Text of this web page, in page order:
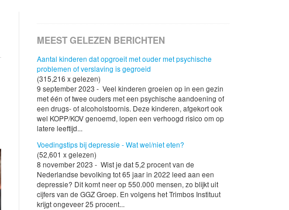
MEEST GELEZEN BERICHTEN
Aantal kinderen dat opgroeit met ouder met psychische
problemen of verslaving is gegroeid
(315,216 x gelezen)
9 september 2023 - Veel kinderen groeien op in een gezin
met één of twee ouders met een psychische aandoening of
een drugs- of alcoholstoornis. Deze kinderen, afgekort ook
wel KOPP/KOV genoemd, lopen een verhoogd risico om op
latere leeftijd...
Voedingstips bij depressie - Wat wel/niet eten?
(52,601 x gelezen)
8 november 2023 - Wist je dat 5,2 procent van de
Nederlandse bevolking tot 65 jaar in 2022 leed aan een
depressie? Dit komt neer op 550.000 mensen, zo blijkt uit
cijfers van de GGZ Groep. En volgens het Trimbos Instituut
krijgt ongeveer 25 procent...